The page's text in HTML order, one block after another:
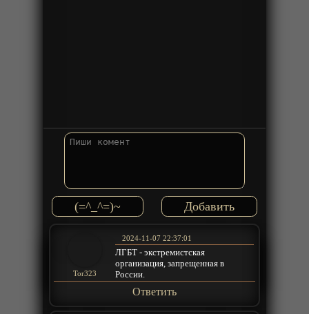
(=^_^=)~
Tor323
2024-11-07 22:37:01
ЛГБТ - экстремистская
организация, запрещенная в
России.
Ответить